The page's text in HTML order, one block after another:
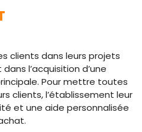
clients dans leurs projets
l’acquisition d’une
Pour mettre toutes
clients, l’établissement leur
et une aide personnalisée